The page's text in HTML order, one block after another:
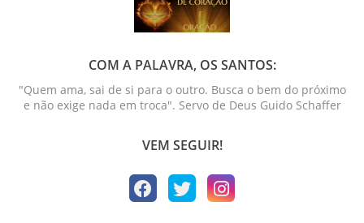
COM A PALAVRA, OS SANTOS:
"Quem ama, sai de si para o outro. Busca o bem do próximo
e não exige nada em troca". Servo de Deus Guido Schaffer
VEM SEGUIR!